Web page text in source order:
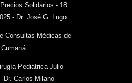
Solidarios - 18
- Dr. José G. Lugo
Consultas Médicas de
Pediátrica Julio -
Dr. Carlos Milano